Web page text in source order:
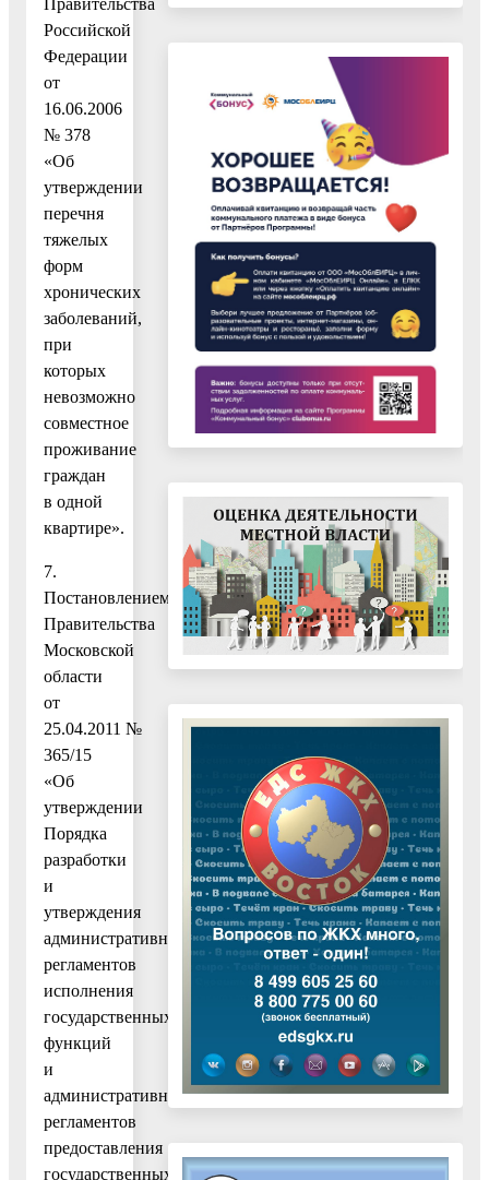
Российской
Федерации
от
16.06.2006
№ 378
«Об
утверждении
перечня
тяжелых
форм
хронических
заболеваний,
при
которых
невозможно
совместное
проживание
граждан
в одной
квартире».
7.
Постановлением
Правительства
Московской
области
от
25.04.2011 №
365/15
«Об
утверждении
Порядка
разработки
и
утверждения
административных
регламентов
исполнения
государственных
функций
и
административных
регламентов
предоставления
государственных